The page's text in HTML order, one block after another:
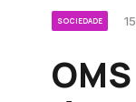
SOCIEDADE